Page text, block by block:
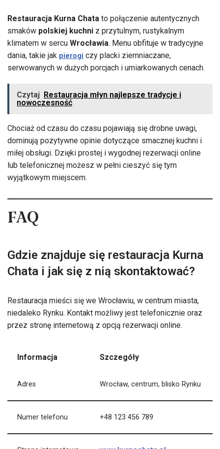
Restauracja Kurna Chata to połączenie autentycznych
smaków polskiej kuchni z przytulnym, rustykalnym
klimatem w sercu Wrocławia. Menu obfituje w tradycyjne
dania, takie jak pierogi czy placki ziemniaczane,
serwowanych w dużych porcjach i umiarkowanych cenach.
Czytaj Restauracja młyn najlepsze tradycje i
nowoczesność
Chociaż od czasu do czasu pojawiają się drobne uwagi,
dominują pozytywne opinie dotyczące smacznej kuchni i
miłej obsługi. Dzięki prostej i wygodnej rezerwacji online
lub telefonicznej możesz w pełni cieszyć się tym
wyjątkowym miejscem.
FAQ
Gdzie znajduje się restauracja Kurna
Chata i jak się z nią skontaktować?
Restauracja mieści się we Wrocławiu, w centrum miasta,
niedaleko Rynku. Kontakt możliwy jest telefonicznie oraz
przez stronę internetową z opcją rezerwacji online.
Informacja Szczegóły
Adres Wrocław, centrum, blisko Rynku
Numer telefonu +48 123 456 789